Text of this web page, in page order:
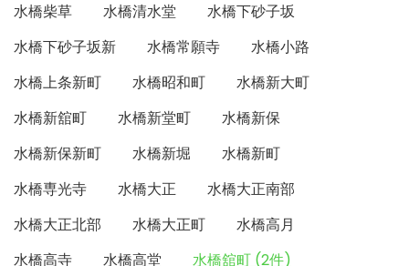
水橋柴草
水橋清水堂
水橋下砂子坂
水橋下砂子坂新
水橋常願寺
水橋小路
水橋上条新町
水橋昭和町
水橋新大町
水橋新舘町
水橋新堂町
水橋新保
水橋新保新町
水橋新堀
水橋新町
水橋専光寺
水橋大正
水橋大正南部
水橋大正北部
水橋大正町
水橋高月
水橋高寺
水橋高堂
水橋舘町 (2件)